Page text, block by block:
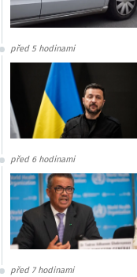
před 5 hodinami
před 6 hodinami
před 7 hodinami